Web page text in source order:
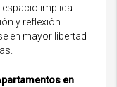
implica
y reflexión
en mayor libertad
en